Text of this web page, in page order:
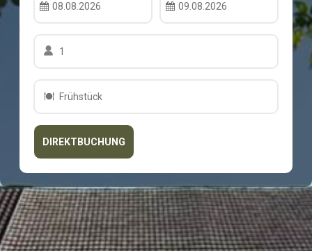
08.08.2026 09.08.2026
1
Frühstück